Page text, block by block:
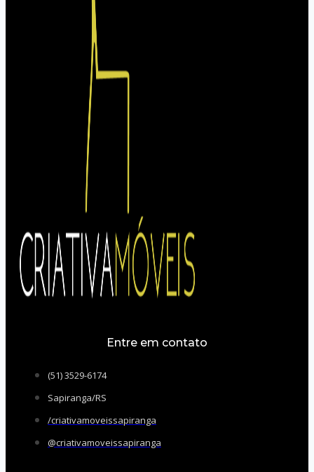
Entre em contato
(51) 3529-6174
Sapiranga/RS
/criativamoveissapiranga
@criativamoveissapiranga